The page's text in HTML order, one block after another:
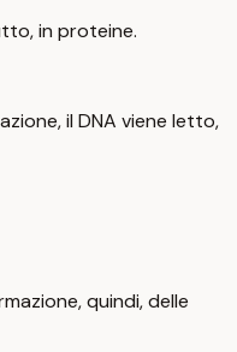
in proteine.
il DNA viene letto,
quindi, delle